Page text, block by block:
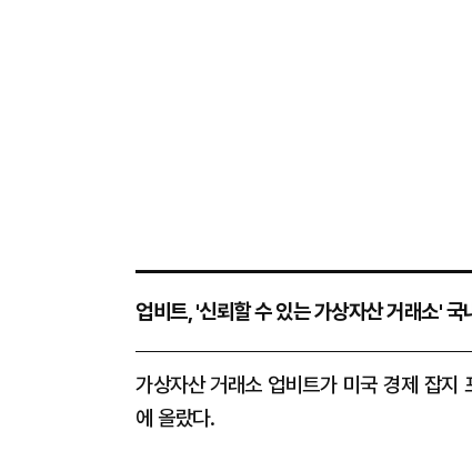
업비트, '신뢰할 수 있는 가상자산 거래소' 국
가상자산 거래소 업비트가 미국 경제 잡지
에 올랐다.